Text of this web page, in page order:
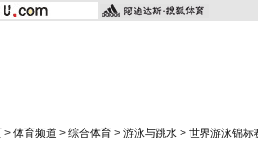
> 体育频道 > 综合体育 > 游泳与跳水 > 世界游泳锦标